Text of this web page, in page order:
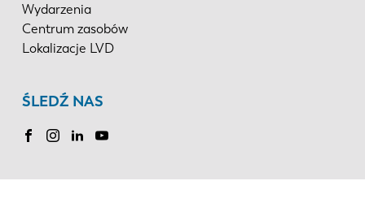
Wydarzenia
Centrum zasobów
Lokalizacje LVD
ŚLEDŹ NAS